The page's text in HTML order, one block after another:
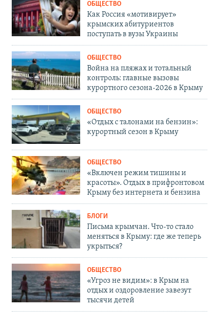
ОБЩЕСТВО
Как Россия «мотивирует»
крымских абитуриентов
поступать в вузы Украины
ОБЩЕСТВО
Война на пляжах и тотальный
контроль: главные вызовы
курортного сезона-2026 в Крыму
ОБЩЕСТВО
«Отдых с талонами на бензин»:
курортный сезон в Крыму
ОБЩЕСТВО
«Включен режим тишины и
красоты». Отдых в прифронтовом
Крыму без интернета и бензина
БЛОГИ
Письма крымчан. Что-то стало
меняться в Крыму: где же теперь
укрыться?
ОБЩЕСТВО
«Угроз не видим»: в Крым на
отдых и оздоровление завезут
тысячи детей